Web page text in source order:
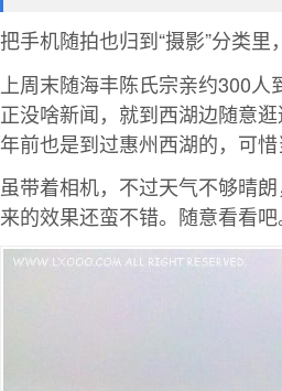
把手机随拍也归到“摄影”分类里
上周末随海丰陈氏宗亲约300
正没啥新闻，就到西湖边随意
年前也是到过惠州西湖的，可惜
虽带着相机，不过天气不够晴
来的效果还蛮不错。随意看看吧